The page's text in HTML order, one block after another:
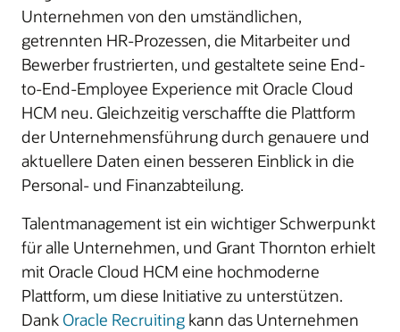
Unternehmen von den umständlichen,
getrennten HR-Prozessen, die Mitarbeiter und
Bewerber frustrierten, und gestaltete seine End-
to-End-Employee Experience mit Oracle Cloud
HCM neu. Gleichzeitig verschaffte die Plattform
der Unternehmensführung durch genauere und
aktuellere Daten einen besseren Einblick in die
Personal- und Finanzabteilung.
Talentmanagement ist ein wichtiger Schwerpunkt
für alle Unternehmen, und Grant Thornton erhielt
mit Oracle Cloud HCM eine hochmoderne
Plattform, um diese Initiative zu unterstützen.
Dank Oracle Recruiting kann das Unternehmen